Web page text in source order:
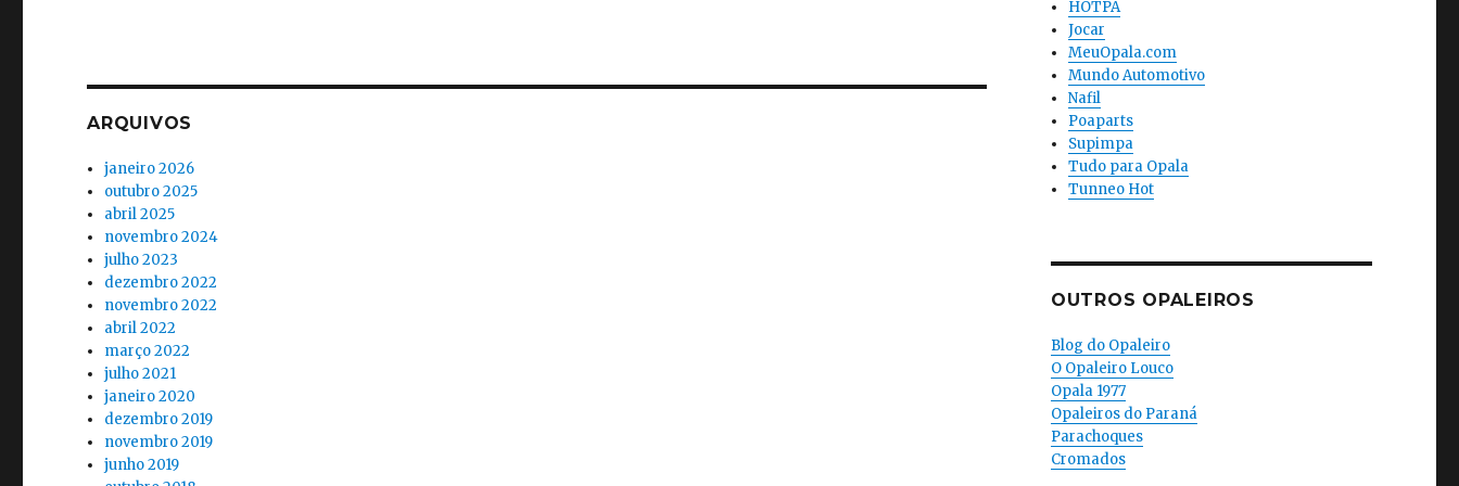
ARQUIVOS
janeiro 2026
outubro 2025
abril 2025
novembro 2024
julho 2023
dezembro 2022
novembro 2022
abril 2022
março 2022
julho 2021
janeiro 2020
dezembro 2019
novembro 2019
junho 2019
HOTPA
Jocar
MeuOpala.com
Mundo Automotivo
Nafil
Poaparts
Supimpa
Tudo para Opala
Tunneo Hot
OUTROS OPALEIROS
Blog do Opaleiro
O Opaleiro Louco
Opala 1977
Opaleiros do Paraná
Parachoques
Cromados